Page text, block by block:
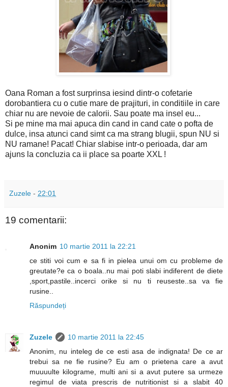
Oana Roman a fost surprinsa iesind dintr-o cofetarie
dorobantiera cu o cutie mare de prajituri, in conditiile in care
chiar nu are nevoie de calorii. Sau poate ma insel eu...
Si pe mine ma mai apuca din cand in cand cate o pofta de
dulce, insa atunci cand simt ca ma strang blugii, spun NU si
NU ramane! Pacat! Chiar slabise intr-o perioada, dar am
ajuns la concluzia ca ii place sa poarte XXL !
Zuzele - 22:01
19 comentarii:
Anonim 10 martie 2011 la 22:21
ce stiti voi cum e sa fi in pielea unui om cu probleme de
greutate?e ca o boala..nu mai poti slabi indiferent de diete
,sport,pastile..incerci orike si nu ti reuseste..sa va fie
rusine..
Răspundeți
Zuzele
10 martie 2011 la 22:45
Anonim, nu inteleg de ce esti asa de indignata! De ce ar
trebui sa ne fie rusine? Eu am o prietena care a avut
muuuulte kilograme, multi ani si a avut putere sa urmeze
regimul de viata prescris de nutritionist si a slabit 40